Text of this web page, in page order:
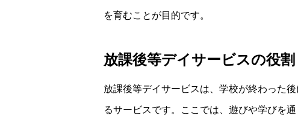
を育むことが目的です。
放課後等デイサービスの役割
放課後等デイサービスは、学校が終わった
るサービスです。ここでは、遊びや学びを